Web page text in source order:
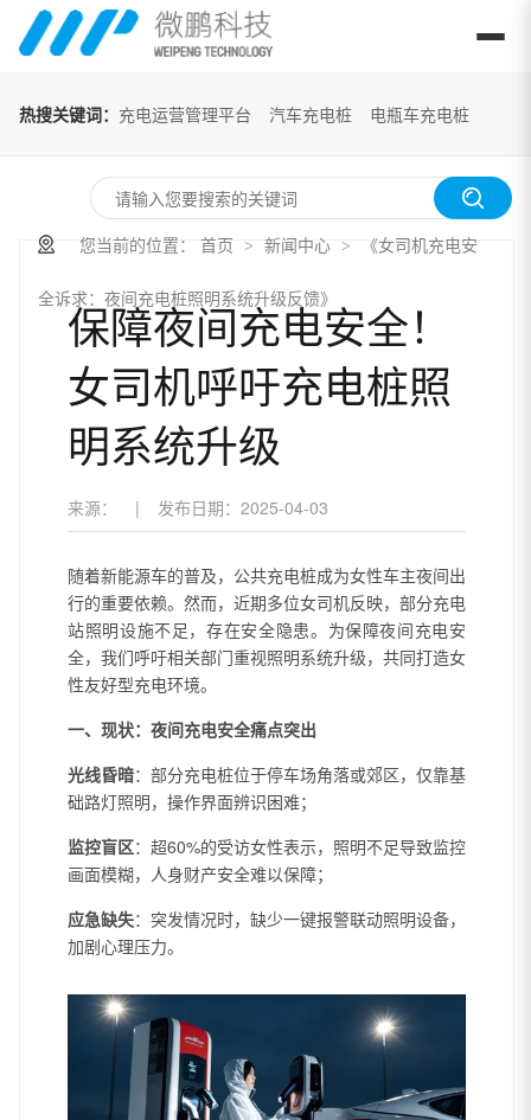
热搜关键词： 充电运营管理平台 汽车充电桩 电瓶车充电桩
您当前的位置： 首页 > 新闻中心 > 《女司机充电安
全诉求：夜间充电桩照明系统升级反馈》
保障夜间充电安全！
女司机呼吁充电桩照
明系统升级
来源： | 发布日期： 2025-04-03
随着新能源车的普及，公共充电桩成为女性车主夜间出
行的重要依赖。然而，近期多位女司机反映，部分充电
站照明设施不足，存在安全隐患。为保障夜间充电安
全，我们呼吁相关部门重视照明系统升级，共同打造女
性友好型充电环境。
一、现状：夜间充电安全痛点突出
光线昏暗：部分充电桩位于停车场角落或郊区，仅靠基
础路灯照明，操作界面辨识困难；
监控盲区：超60%的受访女性表示，照明不足导致监控
画面模糊，人身财产安全难以保障；
应急缺失：突发情况时，缺少一键报警联动照明设备，
加剧心理压力。